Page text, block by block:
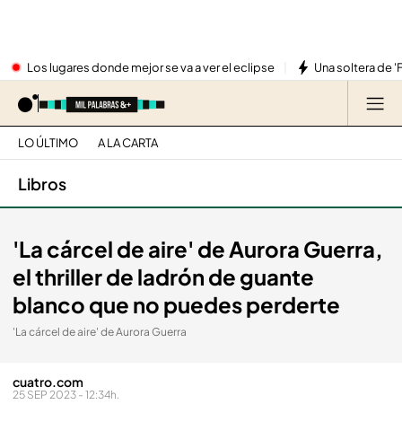
Los lugares donde mejor se va a ver el eclipse Una soltera de
LO ÚLTIMO A LA CARTA
Libros
'La cárcel de aire' de Aurora Guerra,
el thriller de ladrón de guante
blanco que no puedes perderte
'La cárcel de aire' de Aurora Guerra
cuatro.com
25 SEP 2023 - 12:34h.